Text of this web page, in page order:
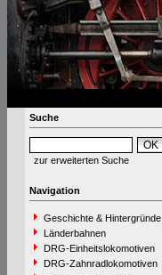
Suche
zur erweiterten Suche
Navigation
Geschichte & Hintergründe
Länderbahnen
DRG-Einheitslokomotiven
DRG-Zahnradlokomotiven